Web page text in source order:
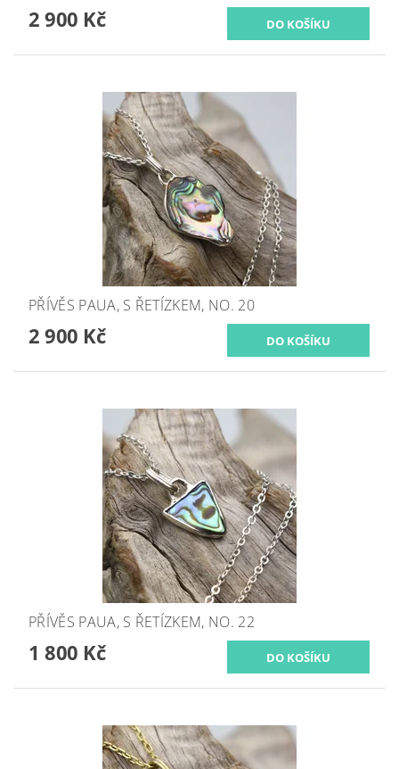
2 900 Kč
PŘÍVĚS PAUA, S ŘETÍZKEM, NO. 20
2 900 Kč
PŘÍVĚS PAUA, S ŘETÍZKEM, NO. 22
1 800 Kč